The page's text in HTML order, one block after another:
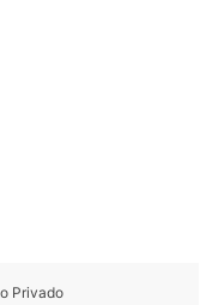
Privado